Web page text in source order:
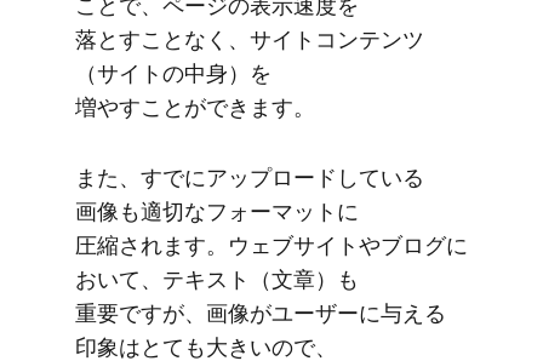
ことで、​ページの​表示速度を​
落とすことなく、​サイトコンテンツ​
（サイトの​中身）を​
増やすことができます。
また、​すでに​アップロードしている​
画像も​適切な​フォーマットに​
圧縮されます。​ウェブサイトや​ブログに​
おいて、​テキスト​（文章）も​
重要ですが、​画像が​ユーザーに​与える​
印象は​とても​大きいので、​